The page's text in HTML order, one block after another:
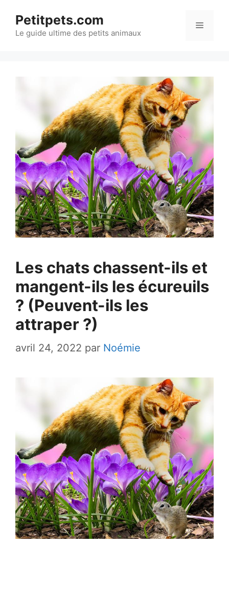
contenu
Petitpets.com
Le guide ultime des petits animaux
Menu
Les chats chassent-ils et
mangent-ils les écureuils
? (Peuvent-ils les
attraper ?)
avril 24, 2022 par Noémie